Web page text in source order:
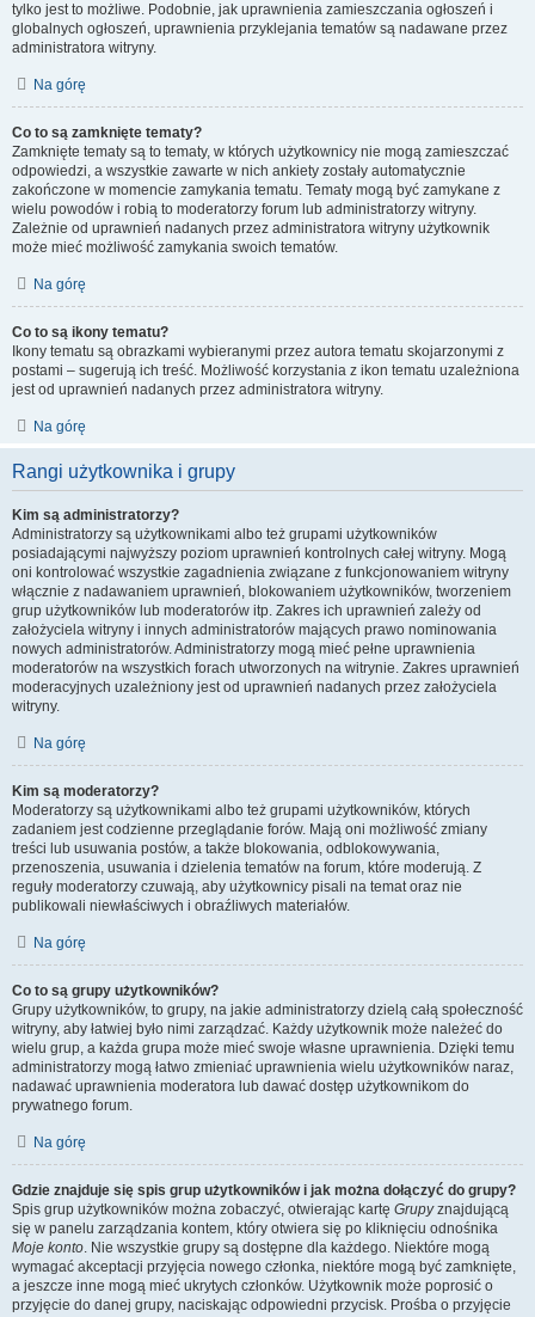
tylko jest to możliwe. Podobnie, jak uprawnienia zamieszczania ogłoszeń i
globalnych ogłoszeń, uprawnienia przyklejania tematów są nadawane przez
administratora witryny.
Na górę
Co to są zamknięte tematy?
Zamknięte tematy są to tematy, w których użytkownicy nie mogą zamieszczać
odpowiedzi, a wszystkie zawarte w nich ankiety zostały automatycznie
zakończone w momencie zamykania tematu. Tematy mogą być zamykane z
wielu powodów i robią to moderatorzy forum lub administratorzy witryny.
Zależnie od uprawnień nadanych przez administratora witryny użytkownik
może mieć możliwość zamykania swoich tematów.
Na górę
Co to są ikony tematu?
Ikony tematu są obrazkami wybieranymi przez autora tematu skojarzonymi z
postami – sugerują ich treść. Możliwość korzystania z ikon tematu uzależniona
jest od uprawnień nadanych przez administratora witryny.
Na górę
Rangi użytkownika i grupy
Kim są administratorzy?
Administratorzy są użytkownikami albo też grupami użytkowników
posiadającymi najwyższy poziom uprawnień kontrolnych całej witryny. Mogą
oni kontrolować wszystkie zagadnienia związane z funkcjonowaniem witryny
włącznie z nadawaniem uprawnień, blokowaniem użytkowników, tworzeniem
grup użytkowników lub moderatorów itp. Zakres ich uprawnień zależy od
założyciela witryny i innych administratorów mających prawo nominowania
nowych administratorów. Administratorzy mogą mieć pełne uprawnienia
moderatorów na wszystkich forach utworzonych na witrynie. Zakres uprawnień
moderacyjnych uzależniony jest od uprawnień nadanych przez założyciela
witryny.
Na górę
Kim są moderatorzy?
Moderatorzy są użytkownikami albo też grupami użytkowników, których
zadaniem jest codzienne przeglądanie forów. Mają oni możliwość zmiany
treści lub usuwania postów, a także blokowania, odblokowywania,
przenoszenia, usuwania i dzielenia tematów na forum, które moderują. Z
reguły moderatorzy czuwają, aby użytkownicy pisali na temat oraz nie
publikowali niewłaściwych i obraźliwych materiałów.
Na górę
Co to są grupy użytkowników?
Grupy użytkowników, to grupy, na jakie administratorzy dzielą całą społeczność
witryny, aby łatwiej było nimi zarządzać. Każdy użytkownik może należeć do
wielu grup, a każda grupa może mieć swoje własne uprawnienia. Dzięki temu
administratorzy mogą łatwo zmieniać uprawnienia wielu użytkowników naraz,
nadawać uprawnienia moderatora lub dawać dostęp użytkownikom do
prywatnego forum.
Na górę
Gdzie znajduje się spis grup użytkowników i jak można dołączyć do grupy?
Spis grup użytkowników można zobaczyć, otwierając kartę Grupyznajdującą
się w panelu zarządzania kontem, który otwiera się po kliknięciu odnośnika
Moje konto. Nie wszystkie grupy są dostępne dla każdego. Niektóre mogą
wymagać akceptacji przyjęcia nowego członka, niektóre mogą być zamknięte,
a jeszcze inne mogą mieć ukrytych członków. Użytkownik może poprosić o
przyjęcie do danej grupy, naciskając odpowiedni przycisk. Prośba o przyjęcie